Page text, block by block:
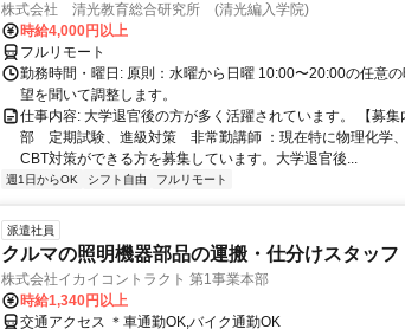
株式会社 清光教育総合研究所 (清光編入学院)
時給4,000円以上
フルリモート
勤務時間・曜日: 原則：水曜から日曜 10:00〜20:00の任意
望を聞いて調整します。
仕事内容: 大学退官後の方が多く活躍されています。 【募
部 定期試験、進級対策 非常勤講師 ：現在特に物理化学
CBT対策ができる方を募集しています。大学退官後...
週1日からOK シフト自由 フルリモート
派遣社員
クルマの照明機器部品の運搬・仕分けスタッフ
株式会社イカイコントラクト 第1事業本部
時給1,340円以上
交通アクセス ＊車通勤OK,バイク通勤OK